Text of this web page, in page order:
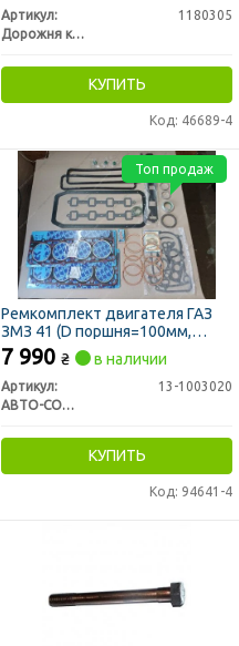
Артикул:
1180305
Дорожня карта
КУПИТЬ
Код: 46689-4
Ремкомплект двигателя ГАЗ
ЗМЗ 41 (D поршня=100мм,
полный к-кт)
7 990 ₴ в наличии
Артикул:
13-1003020
АВТО-СОЮЗ 88
КУПИТЬ
Код: 94641-4
Топ продаж